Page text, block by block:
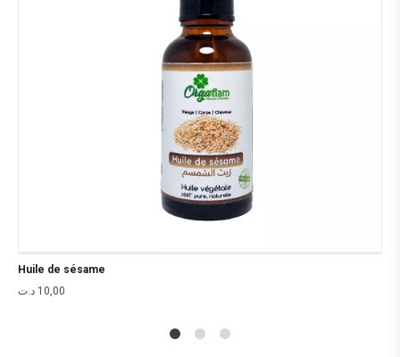
Huile de sésame
10,00 د.ت